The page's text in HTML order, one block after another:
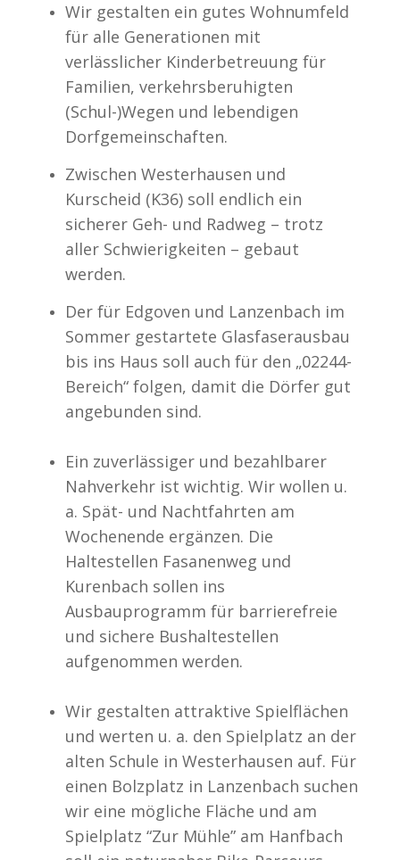
Wir gestalten ein gutes Wohnumfeld
für alle Generationen mit
verlässlicher Kinderbetreuung für
Familien, verkehrsberuhigten
(Schul-)Wegen und lebendigen
Dorfgemeinschaften.
Zwischen Westerhausen und
Kurscheid (K36) soll endlich ein
sicherer Geh- und Radweg – trotz
aller Schwierigkeiten – gebaut
werden.
Der für Edgoven und Lanzenbach im
Sommer gestartete Glasfaserausbau
bis ins Haus soll auch für den „02244-
Bereich“ folgen, damit die Dörfer gut
angebunden sind.
Ein zuverlässiger und bezahlbarer
Nahverkehr ist wichtig. Wir wollen u.
a. Spät- und Nachtfahrten am
Wochenende ergänzen. Die
Haltestellen Fasanenweg und
Kurenbach sollen ins
Ausbauprogramm für barrierefreie
und sichere Bushaltestellen
aufgenommen werden.
Wir gestalten attraktive Spielflächen
und werten u. a. den Spielplatz an der
alten Schule in Westerhausen auf. Für
einen Bolzplatz in Lanzenbach suchen
wir eine mögliche Fläche und am
Spielplatz “Zur Mühle” am Hanfbach